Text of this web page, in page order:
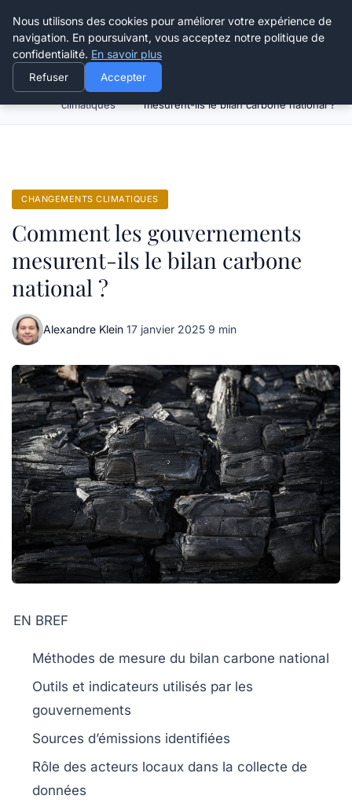
Happy Calyx Farmer
Changements
climatiques
Comment les gouvernements
mesurent-ils le bilan carbone national ?
CHANGEMENTS CLIMATIQUES
Comment les gouvernements
mesurent-ils le bilan carbone
national ?
Alexandre Klein·17 janvier 2025·9 min
EN BREF
Méthodes de mesure du bilan carbone national
Outils et indicateurs utilisés par les
gouvernements
Sources d’émissions identifiées
Rôle des acteurs locaux dans la collecte de
données
Nous utilisons des cookies pour améliorer votre expérience de
navigation. En poursuivant, vous acceptez notre politique de
confidentialité. En savoir plus
Refuser Accepter